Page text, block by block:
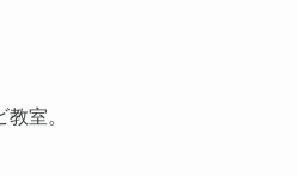
室。